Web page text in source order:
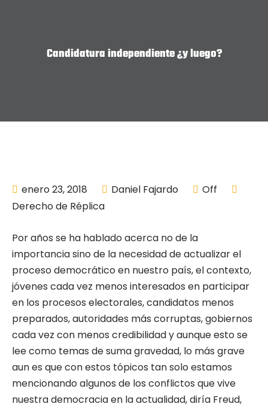
Candidatura independiente ¿y luego?
enero 23, 2018 Daniel Fajardo
Off
Derecho de Réplica
Por años se ha hablado acerca no de la
importancia sino de la necesidad de actualizar el
proceso democrático en nuestro país, el contexto,
jóvenes cada vez menos interesados en participar
en los procesos electorales, candidatos menos
preparados, autoridades más corruptas, gobiernos
cada vez con menos credibilidad y aunque esto se
lee como temas de suma gravedad, lo más grave
aun es que con estos tópicos tan solo estamos
mencionando algunos de los conflictos que vive
nuestra democracia en la actualidad, diría Freud,